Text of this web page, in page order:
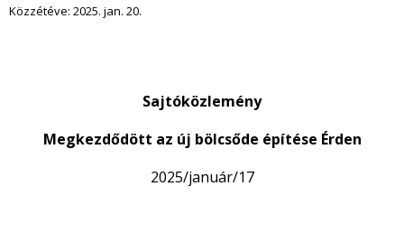
Közzétéve: 2025. jan. 20.
Sajtóközlemény
Megkezdődött az új bölcsőde építése Érden
2025/január/17